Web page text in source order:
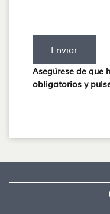
Enviar
Asegúrese de que
obligatorios y